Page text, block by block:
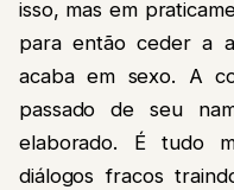
isso, mas em
para então ceder a
acaba em sexo. A
passado de seu
elaborado. É tudo
diálogos fracos